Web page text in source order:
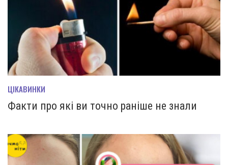
ЦІКАВИНКИ
Факти про які ви точно раніше не знали